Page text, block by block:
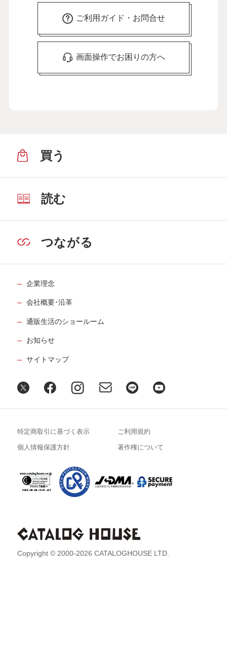
ご利用ガイド・お問合せ
画面操作でお困りの方へ
買う
読む
つながる
企業理念
会社概要･沿革
通販生活のショールーム
お知らせ
サイトマップ
Copyright © 2000-2026 CATALOGHOUSE LTD.
特定商取引に基づく表示 ご利用規約
個人情報保護方針 著作権について